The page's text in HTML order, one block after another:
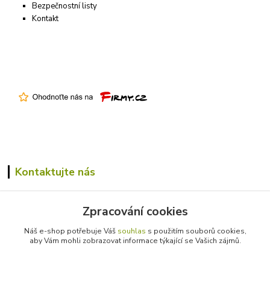
Bezpečnostní listy
Kontakt
Kontaktujte nás
Zpracování cookies
Náš e-shop potřebuje Váš souhlas s použitím souborů cookies,
aby Vám mohli zobrazovat informace týkající se Vašich zájmů.